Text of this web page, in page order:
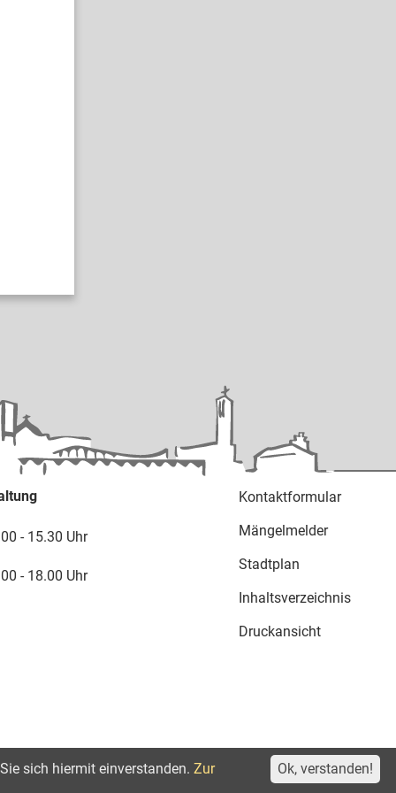
- 15.30 Uhr
- 18.00 Uhr
Kontaktformular
Mängelmelder
Stadtplan
Inhaltsverzeichnis
Druckansicht
Ok, verstanden!
sich hiermit einverstanden. Zur